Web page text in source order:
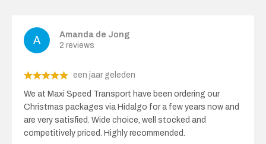
Amanda de Jong
2 reviews
een jaar geleden
We at Maxi Speed ​​Transport have been ordering our
Christmas packages via Hidalgo for a few years now and
are very satisfied. Wide choice, well stocked and
competitively priced. Highly recommended.